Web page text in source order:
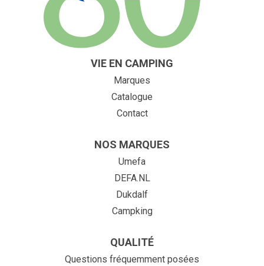
VIE EN CAMPING
Marques
Catalogue
Contact
NOS MARQUES
Umefa
DEFA.NL
Dukdalf
Campking
QUALITÉ
Questions fréquemment posées